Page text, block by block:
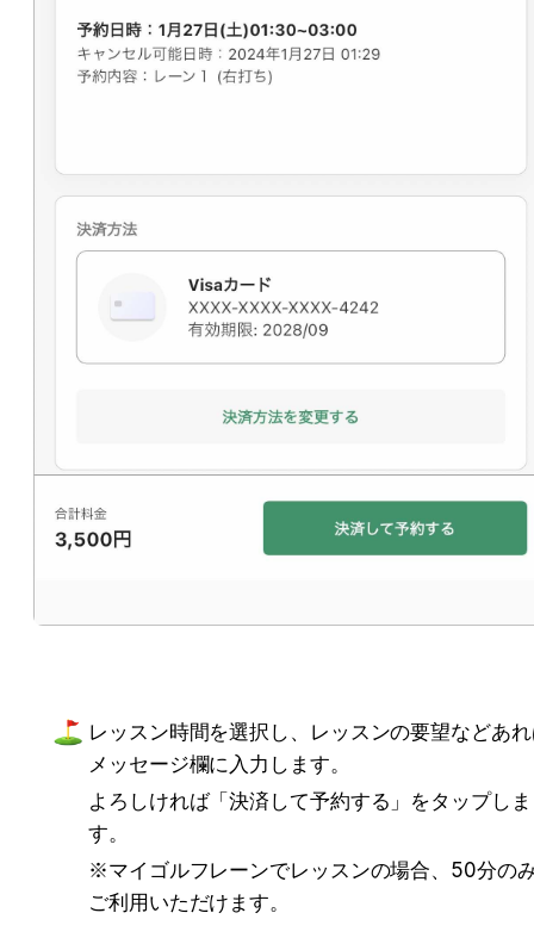
レッスン時間を選択し、レッスンの要望などあ
メッセージ欄に入力します。
よろしければ「決済して予約する」をタップしま
す。
※マイゴルフレーンでレッスンの場合、50分の
ご利用いただけます。